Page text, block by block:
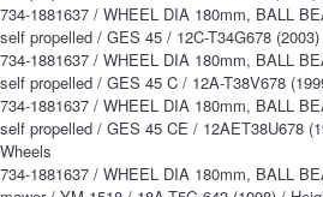
734-1881637 / WHEEL DIA 180mm, BALL
self propelled / GES 45 / 12C-T34G678
734-1881637 / WHEEL DIA 180mm, BALL
self propelled / GES 45 C / 12A-T38V678
734-1881637 / WHEEL DIA 180mm, BALL
self propelled / GES 45 CE / 12AET38U678
Wheels
734-1881637 / WHEEL DIA 180mm, BALL